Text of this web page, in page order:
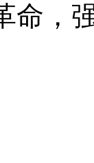
命，